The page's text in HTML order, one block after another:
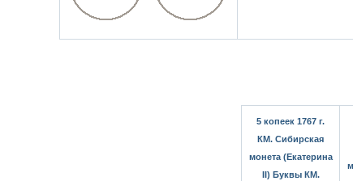
5 копеек 1767 г.
КМ. Сибирская
монета (Екатерина
II) Буквы КМ.